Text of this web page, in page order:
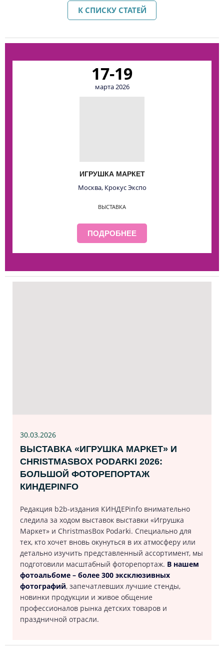
К СПИСКУ СТАТЕЙ
17-19
марта 2026
ИГРУШКА МАРКЕТ
Москва, Крокус Экспо
ВЫСТАВКА
ПОДРОБНЕЕ
30.03.2026
ВЫСТАВКА «ИГРУШКА МАРКЕТ» И
CHRISTMASBOX PODARKI 2026:
БОЛЬШОЙ ФОТОРЕПОРТАЖ
КИНДЕРINFO
Редакция b2b-издания КИНДЕРinfo внимательно
следила за ходом выставок выставки «Игрушка
Маркет» и ChristmasBox Podarki. Специально для
тех, кто хочет вновь окунуться в их атмосферу или
детально изучить представленный ассортимент, мы
подготовили масштабный фоторепортаж. В нашем
фотоальбоме – более 300 эксклюзивных
фотографий, запечатлевших лучшие стенды,
новинки продукции и живое общение
профессионалов рынка детских товаров и
праздничной отрасли.